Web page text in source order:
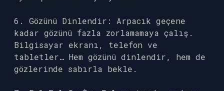
6. Gözünü Dinlendir: Arpacık geçene
kadar gözünü fazla zorlamamaya çalış.
Bilgisayar ekranı, telefon ve
tabletler… Hem gözünü dinlendir, hem de
gözlerinde sabırla bekle.